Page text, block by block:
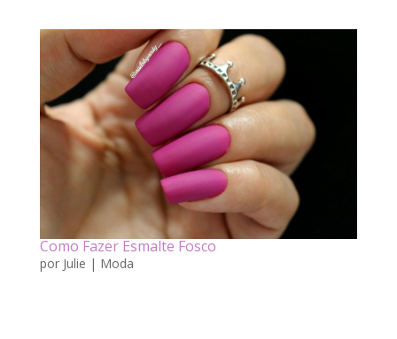
Como Fazer Esmalte Fosco
por Julie | Moda